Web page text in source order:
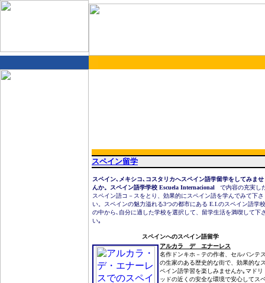
スペイン留学
スペイン､メキシコ､コスタリカへスペイン語学留学をしてみませ
んか。スペイン語学学校 Escuela Internacional で内容の充実し
スペイン語コ－スをとり、効果的にスペイン語を学んでみて下さ
い。スペインの魅力溢れる3つの都市にある E.I.のスペイン語学校
の中から､自分に適した学校を選択して、留学生活を満喫して下
い｡
スペインへのスペイン語留学
アルカラ デ エナーレス
名作ドンキホ－テの作者、セルバンテ
の生家のある歴史的な街で、効果的な
ペイン語学習を楽しみませんか｡マドリ
ッドの近くの安全な環境で安心してス